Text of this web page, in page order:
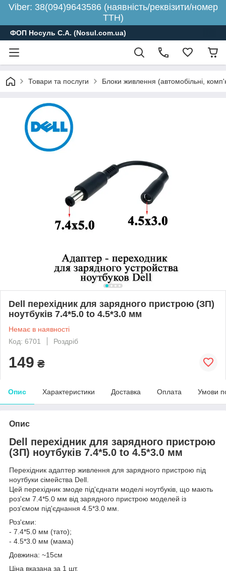
Viber: 38(094)9643586 (наявність/реквізити/номер
ТТН)
ФОП Носуль С.А. (Nosul.com.ua)
Товари та послуги Блоки живлення (автомобільні,
Dell перехідник для зарядного пристрою (ЗП)
ноутбуків 7.4*5.0 to 4.5*3.0 мм
Немає в наявності
Код: 6701
Роздріб
149 ₴
Опис Характеристики Доставка Оплата Умови
Опис
Dell перехідник для зарядного пристрою
(ЗП) ноутбуків 7.4*5.0 to 4.5*3.0 мм
Перехідник адаптер живлення для зарядного пристрою під
ноутбуки сімейства Dell.
Цей перехідник змоде під'єднати моделі ноутбуків, що мають
роз'єм 7.4*5.0 мм від зарядного пристрою моделей із
роз'ємом під'єднання 4.5*3.0 мм.
Роз'єми:
- 7.4*5.0 мм (тато);
- 4.5*3.0 мм (мама)
Довжина: ~15см
Ціна вказана за 1 шт.